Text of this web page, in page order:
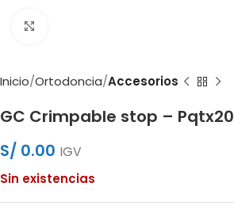
Inicio Ortodoncia Accesorios
GC Crimpable stop – Pqtx20
S/ 0.00 IGV
Sin existencias